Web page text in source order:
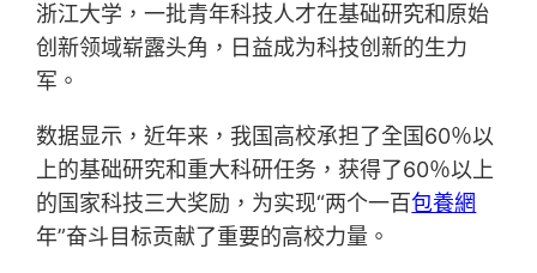
浙江大学，一批青年科技人才在基础研究和原始
创新领域崭露头角，日益成为科技创新的生力
军。
数据显示，近年来，我国高校承担了全国60％以
上的基础研究和重大科研任务，获得了60％以上
的国家科技三大奖励，为实现“两个一百包養網
年”奋斗目标贡献了重要的高校力量。